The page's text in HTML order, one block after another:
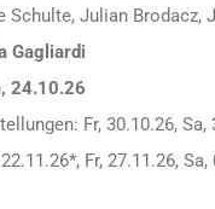
Schulte, Julian Brodacz,
Gagliardi
24.10.26
Fr, 30.10.26, Sa,
Fr, 27.11.26,